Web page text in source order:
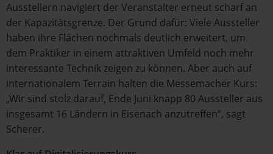
Ausstellern navigiert der Veranstalter erneut scharf an
der Kapazitätsgrenze. Der Grund dafür: Viele Aussteller
haben ihre Flächen nochmals deutlich erweitert, um
dem Praktiker in einem attraktiven Umfeld noch mehr
interessante Technik zeigen zu können. Aber auch auf
internationalem Terrain halten die Messemacher Kurs:
„Wir sind stolz darauf, Ende Juni knapp 80 Aussteller aus
insgesamt 16 Ländern in Eisenach anzutreffen“, sagt
Scherer.